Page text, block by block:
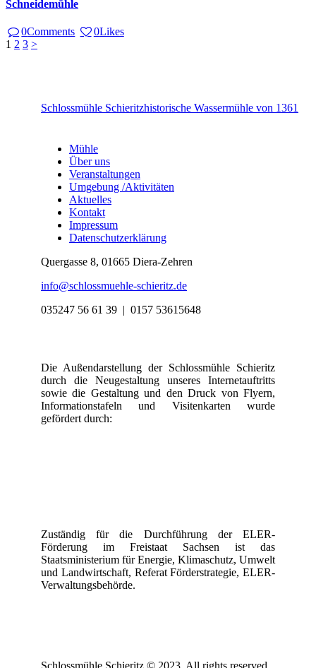
Schneidemühle
0Comments 0Likes
Seitennummerierung
Page
1 Page
2 Page
3 >
Schlossmühle Schieritzhistorische Wassermühle von 1361
Mühle
Über uns
Veranstaltungen
Umgebung /Aktivitäten
Aktuelles
Kontakt
Impressum
Datenschutzerklärung
Quergasse 8, 01665 Diera-Zehren
info@schlossmuehle-schieritz.de
035247 56 61 39 | 0157 53615648
Die Außendarstellung der Schlossmühle Schieritz
durch die Neugestaltung unseres Internetauftritts
sowie die Gestaltung und den Druck von Flyern,
Informationstafeln und Visitenkarten wurde
gefördert durch:
Zuständig für die Durchführung der ELER-
Förderung im Freistaat Sachsen ist das
Staatsministerium für Energie, Klimaschutz, Umwelt
und Landwirtschaft, Referat Förderstrategie, ELER-
Verwaltungsbehörde.